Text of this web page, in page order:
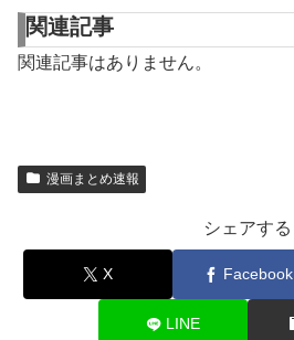
関連記事
関連記事はありません。
漫画まとめ速報
シェアする
X Facebook
LINE